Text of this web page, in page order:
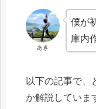
あき
僕が
庫内
以下の記事で、
か解説していま